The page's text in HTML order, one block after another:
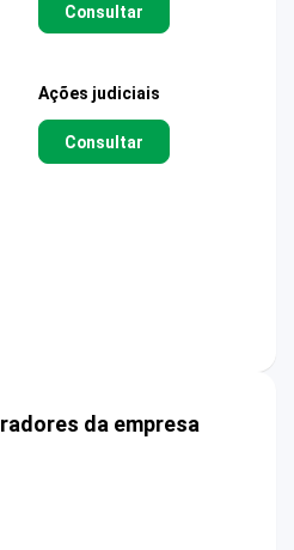
Consultar
Ações judiciais
Consultar
da empresa